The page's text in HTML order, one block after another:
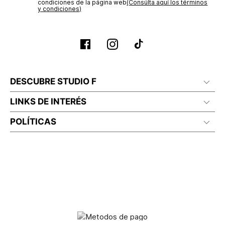
condiciones de la página web‎(Consúlta aquí los términos
y condiciones)
DESCUBRE STUDIO F
LINKS DE INTERÉS
POLÍTICAS